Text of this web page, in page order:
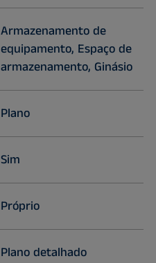
Armazenamento de
equipamento, Espaço de
armazenamento, Ginásio
Plano
Sim
Próprio
Plano detalhado